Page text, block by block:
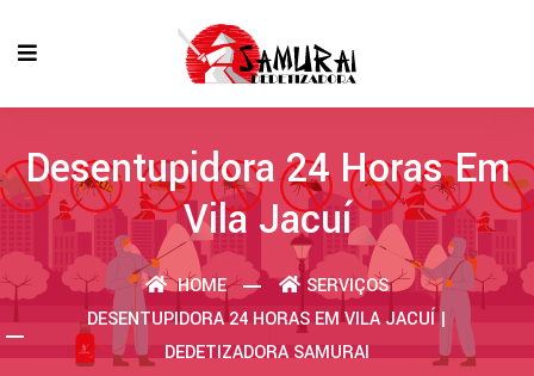
Desentupidora 24 Horas Em
Vila Jacuí
HOME
SERVIÇOS
DESENTUPIDORA 24 HORAS EM VILA JACUÍ |
DEDETIZADORA SAMURAI